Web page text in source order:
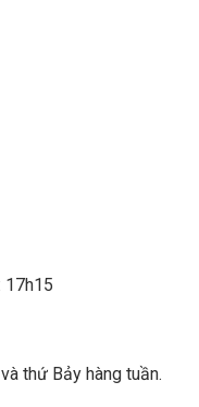
17h15
thứ Bảy hàng tuần.